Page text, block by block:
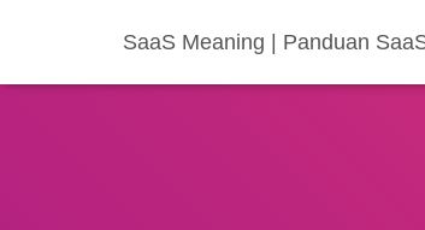
SaaS Meaning | Panduan